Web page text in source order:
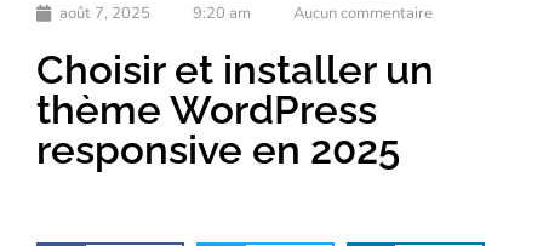
août 7, 2025 9:20 am Aucun commentaire
Choisir et installer un
thème WordPress
responsive en 2025